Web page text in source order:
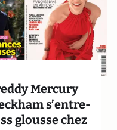
Mercury
s’entre-
glousse chez